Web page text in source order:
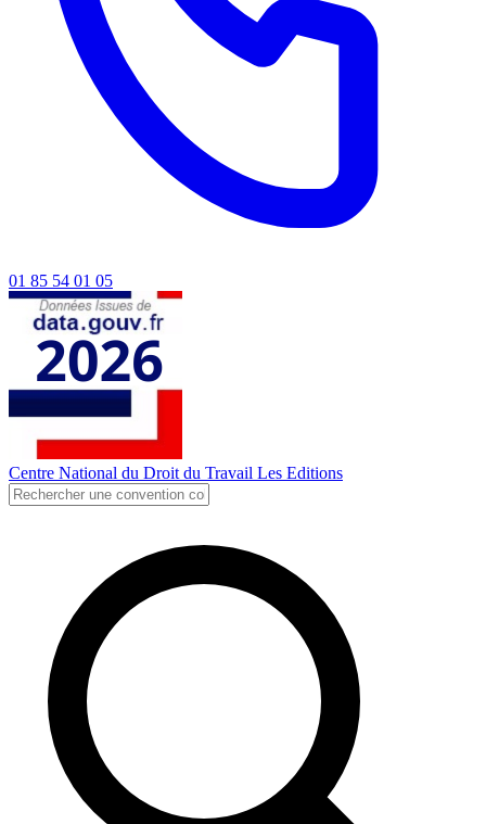
01 85 54 01 05
Centre National du Droit du Travail Les Editions